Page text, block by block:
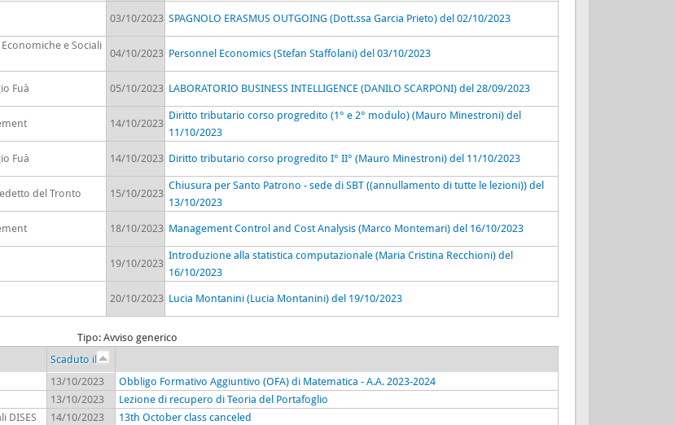
03/10/2023 SPAGNOLO ERASMUS OUTGOING (Dott.ssa Garcia Prieto) del 02/10/2023
e Sociali
04/10/2023 Personnel Economics (Stefan Staffolani) del 03/10/2023
Fuà 05/10/2023 LABORATORIO BUSINESS INTELLIGENCE (DANILO SCARPONI) del 28/09/2023
14/10/2023
Diritto tributario corso progredito (1° e 2° modulo) (Mauro Minestroni) del
11/10/2023
Fuà 14/10/2023 Diritto tributario corso progredito I° II° (Mauro Minestroni) del 11/10/2023
del Tronto 15/10/2023
Chiusura per Santo Patrono - sede di SBT ((annullamento di tutte le lezioni)) del
13/10/2023
18/10/2023 Management Control and Cost Analysis (Marco Montemari) del 16/10/2023
19/10/2023
Introduzione alla statistica computazionale (Maria Cristina Recchioni) del
16/10/2023
20/10/2023 Lucia Montanini (Lucia Montanini) del 19/10/2023
Tipo: Avviso generico
Scaduto il
13/10/2023
Obbligo Formativo Aggiuntivo (OFA) di Matematica - A.A. 2023-2024
13/10/2023
Lezione di recupero di Teoria del Portafoglio
DISES 14/10/2023
13th October class canceled